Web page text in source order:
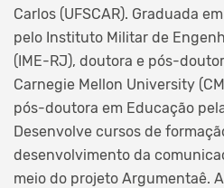
Carlos (UFSCAR). Graduada
pelo Instituto Militar de
(IME-RJ), doutora e pós-
Carnegie Mellon University
pós-doutora em Educação
Desenvolve cursos de
desenvolvimento da
meio do projeto Argumentaê.